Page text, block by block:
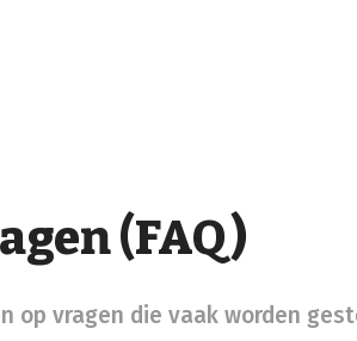
(FAQ)
op vragen die vaak worden